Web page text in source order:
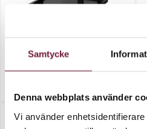
Samtycke
Denna webbplats använder
Vi använder
Assistansbord PRO INK
1040A
Tillfälligt slut